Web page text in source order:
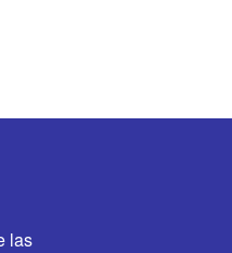
las